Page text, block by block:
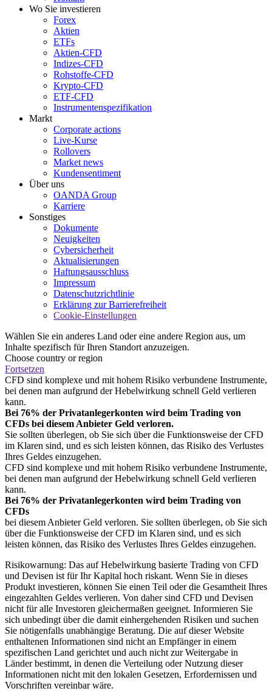
Wo Sie investieren
Forex
Aktien
ETFs
Aktien-CFD
Indizes-CFD
Rohstoffe-CFD
Krypto-CFD
ETF-CFD
Instrumentenspezifikation
Markt
Corporate actions
Live-Kurse
Rollovers
Market news
Kundensentiment
Über uns
OANDA Group
Karriere
Sonstiges
Dokumente
Neuigkeiten
Cybersicherheit
Aktualisierungen
Haftungsausschluss
Impressum
Datenschutzrichtlinie
Erklärung zur Barrierefreiheit
Cookie-Einstellungen
Wählen Sie ein anderes Land oder eine andere Region aus, um
Inhalte spezifisch für Ihren Standort anzuzeigen.
Choose country or region
Fortsetzen
CFD sind komplexe und mit hohem Risiko verbundene Instrumente,
bei denen man aufgrund der Hebelwirkung schnell Geld verlieren
kann.
Bei 76% der Privatanlegerkonten wird beim Trading von
CFDs bei diesem Anbieter Geld verloren.
Sie sollten überlegen, ob Sie sich über die Funktionsweise der CFD
im Klaren sind, und es sich leisten können, das Risiko des Verlustes
Ihres Geldes einzugehen.
CFD sind komplexe und mit hohem Risiko verbundene Instrumente,
bei denen man aufgrund der Hebelwirkung schnell Geld verlieren
kann.
Bei 76% der Privatanlegerkonten wird beim Trading von
CFDs
bei diesem Anbieter Geld verloren. Sie sollten überlegen, ob Sie sich
über die Funktionsweise der CFD im Klaren sind, und es sich
leisten können, das Risiko des Verlustes Ihres Geldes einzugehen.
Risikowarnung: Das auf Hebelwirkung basierte Trading von CFD
und Devisen ist für Ihr Kapital hoch riskant. Wenn Sie in dieses
Produkt investieren, können Sie einen Teil oder die Gesamtheit Ihres
eingezahlten Geldes verlieren. Von daher sind CFD und Devisen
nicht für alle Investoren gleichermaßen geeignet. Informieren Sie
sich unbedingt über die damit einhergehenden Risiken und suchen
Sie nötigenfalls unabhängige Beratung. Die auf dieser Website
enthaltenen Informationen sind nicht an Empfänger in einem
spezifischen Land gerichtet und auch nicht zur Weitergabe in
Länder bestimmt, in denen die Verteilung oder Nutzung dieser
Informationen nicht mit den lokalen Gesetzen, Erfordernissen und
Vorschriften vereinbar wäre.